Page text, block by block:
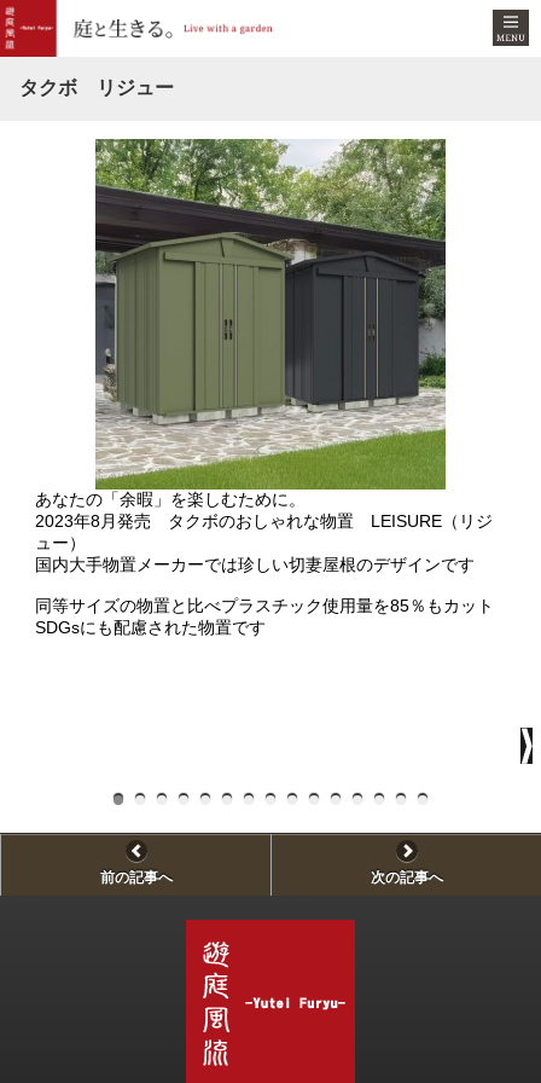
タクボ リジュー
あなたの「余暇」を楽しむために。
2023年8月発売 タクボのおしゃれな物置 LEISURE（リジ
ュー）
国内大手物置メーカーでは珍しい切妻屋根のデザインです
同等サイズの物置と比べプラスチック使用量を85％もカット
SDGsにも配慮された物置です
前の記事へ 次の記事へ